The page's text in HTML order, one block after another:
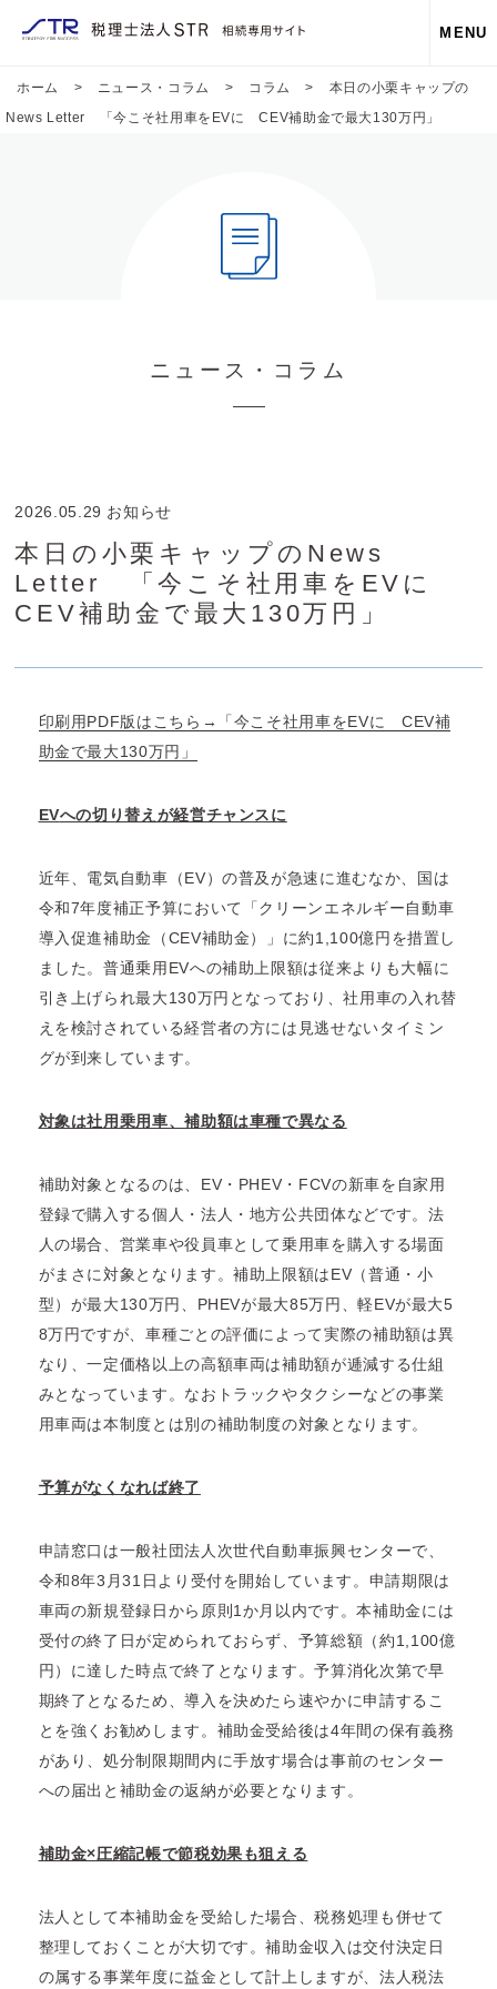
MENU
ホーム > ニュース・コラム > コラム >
本日の小栗キャップの
News Letter 「今こそ社用車をEVに CEV補助金で最大130万円」
ニュース・コラム
2026.05.29 お知らせ
本日の小栗キャップのNews
Letter 「今こそ社用車をEVに
CEV補助金で最大130万円」
印刷用PDF版はこちら→「今こそ社用車をEVに CEV補
助金で最大130万円」
EVへの切り替えが経営チャンスに
近年、電気自動車（EV）の普及が急速に進むなか、国は
令和7年度補正予算において「クリーンエネルギー自動車
導入促進補助金（CEV補助金）」に約1,100億円を措置し
ました。普通乗用EVへの補助上限額は従来よりも大幅に
引き上げられ最大130万円となっており、社用車の入れ替
えを検討されている経営者の方には見逃せないタイミン
グが到来しています。
対象は社用乗用車、補助額は車種で異なる
補助対象となるのは、EV・PHEV・FCVの新車を自家用
登録で購入する個人・法人・地方公共団体などです。法
人の場合、営業車や役員車として乗用車を購入する場面
がまさに対象となります。補助上限額はEV（普通・小
型）が最大130万円、PHEVが最大85万円、軽EVが最大5
8万円ですが、車種ごとの評価によって実際の補助額は異
なり、一定価格以上の高額車両は補助額が逓減する仕組
みとなっています。なおトラックやタクシーなどの事業
用車両は本制度とは別の補助制度の対象となります。
予算がなくなれば終了
申請窓口は一般社団法人次世代自動車振興センターで、
令和8年3月31日より受付を開始しています。申請期限は
車両の新規登録日から原則1か月以内です。本補助金には
受付の終了日が定められておらず、予算総額（約1,100億
円）に達した時点で終了となります。予算消化次第で早
期終了となるため、導入を決めたら速やかに申請するこ
とを強くお勧めします。補助金受給後は4年間の保有義務
があり、処分制限期間内に手放す場合は事前のセンター
への届出と補助金の返納が必要となります。
補助金×圧縮記帳で節税効果も狙える
法人として本補助金を受給した場合、税務処理も併せて
整理しておくことが大切です。補助金収入は交付決定日
の属する事業年度に益金として計上しますが、法人税法